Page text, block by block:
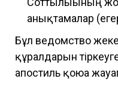
анықтамалар
Бұл ведомство жеке
құралдарын
апостиль қоюға